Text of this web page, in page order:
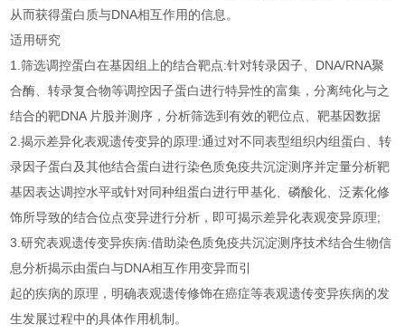
从而获得蛋白质与DNA相互作用的信息。
适用研究
1.筛选调控蛋白在基因组上的结合靶点:针对转录因子、DNA/RNA聚
合酶、转录复合物等调控因子蛋白进行特异性的富集，分离纯化与之
结合的靶DNA 片股并测序，分析筛选到有效的靶位点、靶基因数据
2.揭示差异化表观遗传变异的原理:通过对不同表型组织内组蛋白、转
录因子蛋白及其他结合蛋白进行染色质免疫共沉淀测序并定量分析靶
基因表达调控水平或针对同种组蛋白进行甲基化、磷酸化、泛素化修
饰所导致的结合位点变异进行分析，即可揭示差异化表观变异原理;
3.研究表观遗传变异疾病:借助染色质免疫共沉淀测序技术结合生物信
息分析揭示由蛋白与DNA相互作用变异而引
起的疾病的原理，明确表观遗传修饰在癌症等表观遗传变异疾病的发
生发展过程中的具体作用机制。